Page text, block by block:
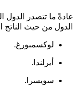
عادةً ما تتصدر الدول
الدول من حيث الناتج
لوكسمبورغ.
أيرلندا.
سويسرا.